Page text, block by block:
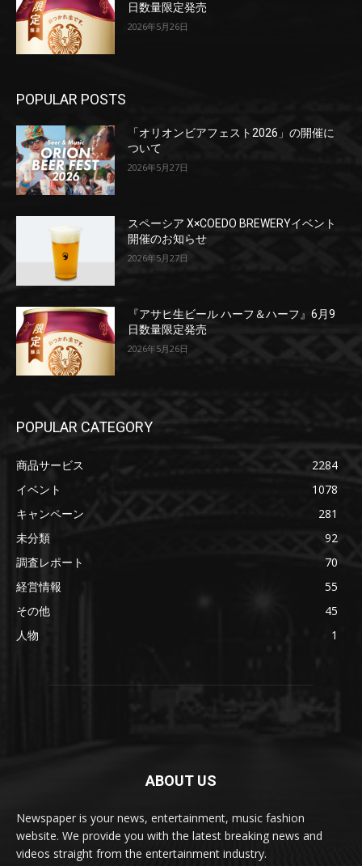
日数量限定発売
2026年5月26日
POPULAR POSTS
「オリオンビアフェスト2026」の開催に
ついて
2026年5月27日
スペーシア X×COEDO BREWERYイベント
開催のお知らせ
2026年5月27日
『アサヒ生ビール ハーフ＆ハーフ』6月9
日数量限定発売
2026年5月26日
POPULAR CATEGORY
商品サービス
2284
イベント
1078
キャンペーン
281
未分類
92
調査レポート
70
経営情報
55
その他
45
人物
1
ABOUT US
Newspaper is your news, entertainment, music fashion
website. We provide you with the latest breaking news and
videos straight from the entertainment industry.